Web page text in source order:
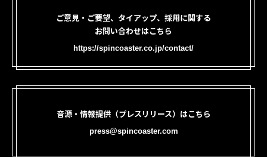
ご意見・ご要望、タイアップ、採用に関する
お問い合わせはこちら
https://spincoaster.co.jp/contact/
音源・情報提供（プレスリリース）はこちら
press@spincoaster.com